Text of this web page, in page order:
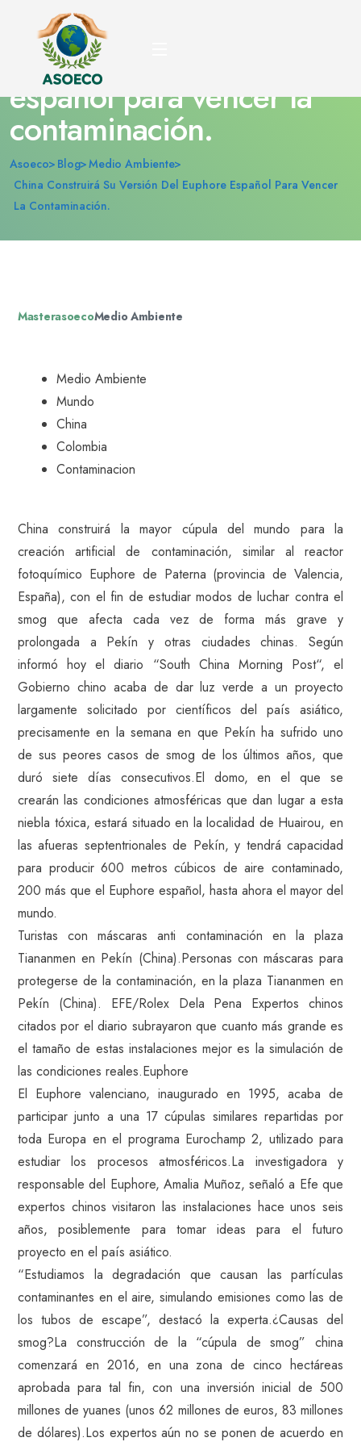
China construirá su
versión del Euphore
español para vencer la
contaminación.
Asoeco Blog Medio Ambiente
China Construirá Su Versión Del Euphore Español Para Vencer
La Contaminación.
MasterasoecoMedio Ambiente
Medio Ambiente
Mundo
China
Colombia
Contaminacion
China construirá la mayor cúpula del mundo para la
creación artificial de contaminación, similar al reactor
fotoquímico Euphore de Paterna (provincia de Valencia,
España), con el fin de estudiar modos de luchar contra el
smog que afecta cada vez de forma más grave y
prolongada a Pekín y otras ciudades chinas. Según
informó hoy el diario “South China Morning Post“, el
Gobierno chino acaba de dar luz verde a un proyecto
largamente solicitado por científicos del país asiático,
precisamente en la semana en que Pekín ha sufrido uno
de sus peores casos de smog de los últimos años, que
duró siete días consecutivos.El domo, en el que se
crearán las condiciones atmosféricas que dan lugar a esta
niebla tóxica, estará situado en la localidad de Huairou, en
las afueras septentrionales de Pekín, y tendrá capacidad
para producir 600 metros cúbicos de aire contaminado,
200 más que el Euphore español, hasta ahora el mayor del
mundo.
Turistas con máscaras anti contaminación en la plaza
Tiananmen en Pekín (China).Personas con máscaras para
protegerse de la contaminación, en la plaza Tiananmen en
Pekín (China). EFE/Rolex Dela Pena Expertos chinos
citados por el diario subrayaron que cuanto más grande es
el tamaño de estas instalaciones mejor es la simulación de
las condiciones reales.Euphore
El Euphore valenciano, inaugurado en 1995, acaba de
participar junto a una 17 cúpulas similares repartidas por
toda Europa en el programa Eurochamp 2, utilizado para
estudiar los procesos atmosféricos.La investigadora y
responsable del Euphore, Amalia Muñoz, señaló a Efe que
expertos chinos visitaron las instalaciones hace unos seis
años, posiblemente para tomar ideas para el futuro
proyecto en el país asiático.
“Estudiamos la degradación que causan las partículas
contaminantes en el aire, simulando emisiones como las de
los tubos de escape”, destacó la experta.¿Causas del
smog?La construcción de la “cúpula de smog” china
comenzará en 2016, en una zona de cinco hectáreas
aprobada para tal fin, con una inversión inicial de 500
millones de yuanes (unos 62 millones de euros, 83 millones
de dólares).Los expertos aún no se ponen de acuerdo en